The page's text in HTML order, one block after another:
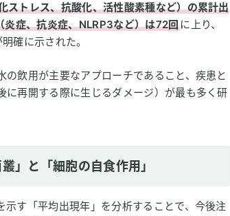
ストレス、抗酸化、活性酸素種など）の累計出
症、抗炎症、NLRP3など）は72回に上り、
確に示された。
飲用が主要なアプローチであること、疾患と
に再開する際に生じるダメージ）が最も多く研
」と「細胞の自食作用」
す「平均出現年」を分析することで、今後注